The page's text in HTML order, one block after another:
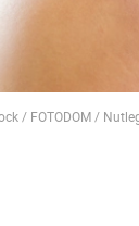
/ FOTODOM /